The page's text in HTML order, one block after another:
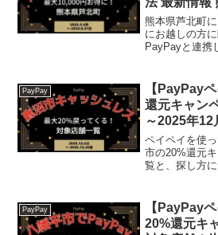
熊本県芦北町
にお越しの方
PayPayと連携
品券が購入で
さと納税】缶...
PayPay
【PayPay
還元キャン
～2025年12
と探し方！
ペイペイを使
市の20%還元
覧と、探し方
第2弾 鹿沼市
ン！」の、...
PayPay
【PayPay
20%還元キ